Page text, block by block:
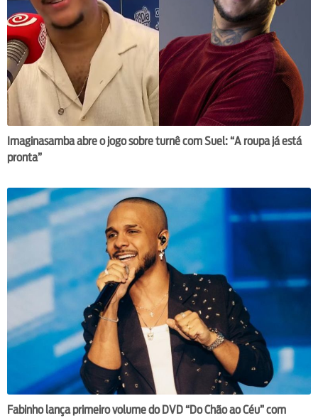
Imaginasamba abre o jogo sobre turnê com Suel: “A roupa já está
pronta”
Fabinho lança primeiro volume do DVD “Do Chão ao Céu” com